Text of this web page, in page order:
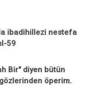
ibadihillezi nestefa
59
Bir'' diyen bütün
öperim.